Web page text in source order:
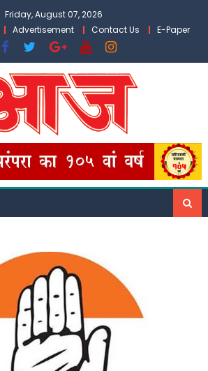
Friday, August 07, 2026
Advertisement Contact Us E-Paper